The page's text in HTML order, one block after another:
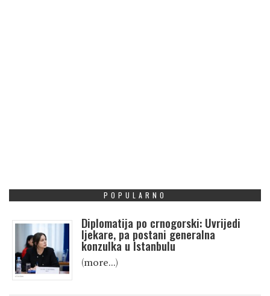
POPULARNO
Diplomatija po crnogorski: Uvrijedi
ljekare, pa postani generalna
konzulka u Istanbulu
(more…)